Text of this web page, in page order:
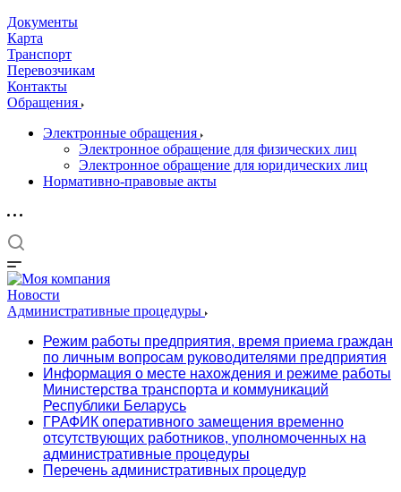
Документы
Карта
Транспорт
Перевозчикам
Контакты
Обращения
Электронные обращения
Электронное обращение для физических лиц
Электронное обращение для юридических лиц
Нормативно-правовые акты
Новости
Административные процедуры
Режим работы предприятия, время приема граждан
по личным вопросам руководителями предприятия
Информация о месте нахождения и режиме работы
Министерства транспорта и коммуникаций
Республики Беларусь
ГРАФИК оперативного замещения временно
отсутствующих работников, уполномоченных на
административные процедуры
Перечень административных процедур